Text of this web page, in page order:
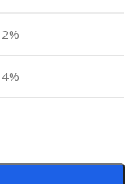
2%
4%